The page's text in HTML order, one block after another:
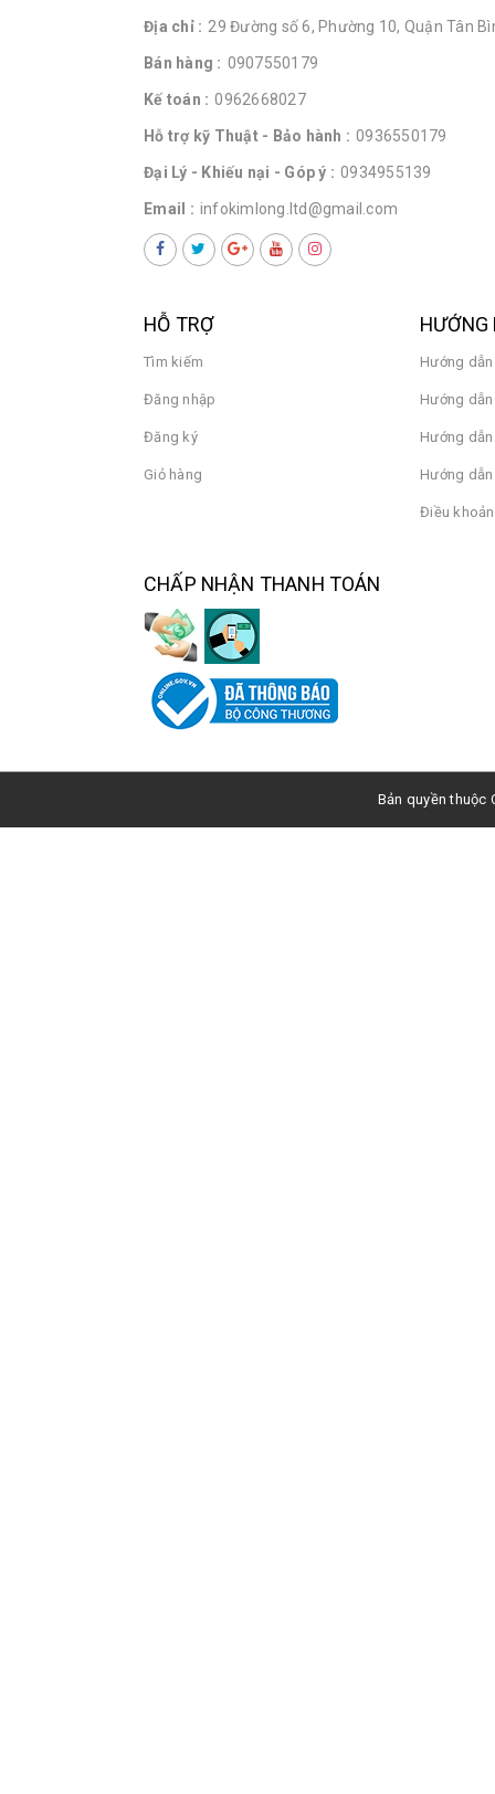
Địa chỉ : 29 Đường số 6, Phường 10, Quận Tân
Bán hàng : 0907550179
Kế toán : 0962668027
Hỗ trợ kỹ Thuật - Bảo hành : 0936550179
Đại Lý - Khiếu nại - Góp ý : 0934955139
Email : infokimlong.ltd@gmail.com
HỖ TRỢ
Tìm kiếm
Đăng nhập
Đăng ký
Giỏ hàng
HƯỚNG
Hướng
Hướng
Hướng
Hướng
Điều
CHẤP NHẬN THANH TOÁN
Bản quyền thuộc